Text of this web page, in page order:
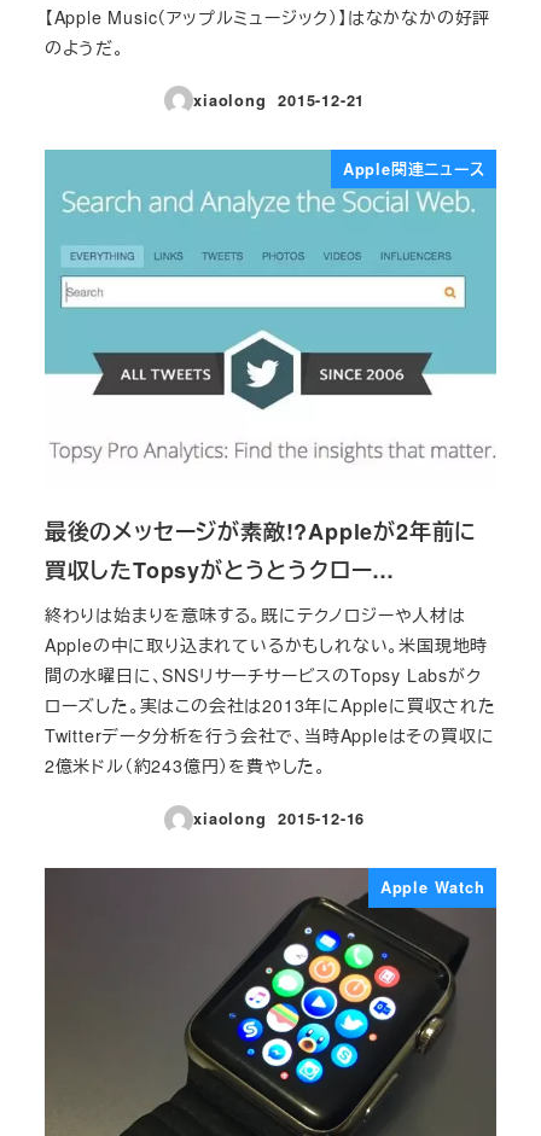
【Apple Music（アップルミュージック）】はなかなかの好評
のようだ。
xiaolong
投稿日
2015-12-21
Apple関連ニュース
最後のメッセージが素敵!?Appleが2年前に
買収したTopsyがとうとうクロー…
終わりは始まりを意味する。既にテクノロジーや人材は
Appleの中に取り込まれているかもしれない。米国現地時
間の水曜日に、SNSリサーチサービスのTopsy Labsがク
ローズした。実はこの会社は2013年にAppleに買収された
Twitterデータ分析を行う会社で、当時Appleはその買収に
2億米ドル（約243億円）を費やした。
xiaolong
投稿日
2015-12-16
Apple Watch